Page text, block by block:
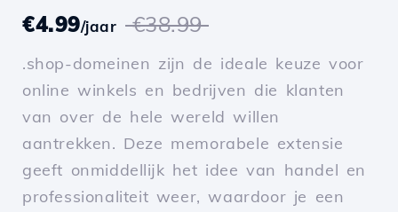
€4.99/jaar €38.99
.shop-domeinen zijn de ideale keuze voor
online winkels en bedrijven die klanten
van over de hele wereld willen
aantrekken. Deze memorabele extensie
geeft onmiddellijk het idee van handel en
professionaliteit weer, waardoor je een